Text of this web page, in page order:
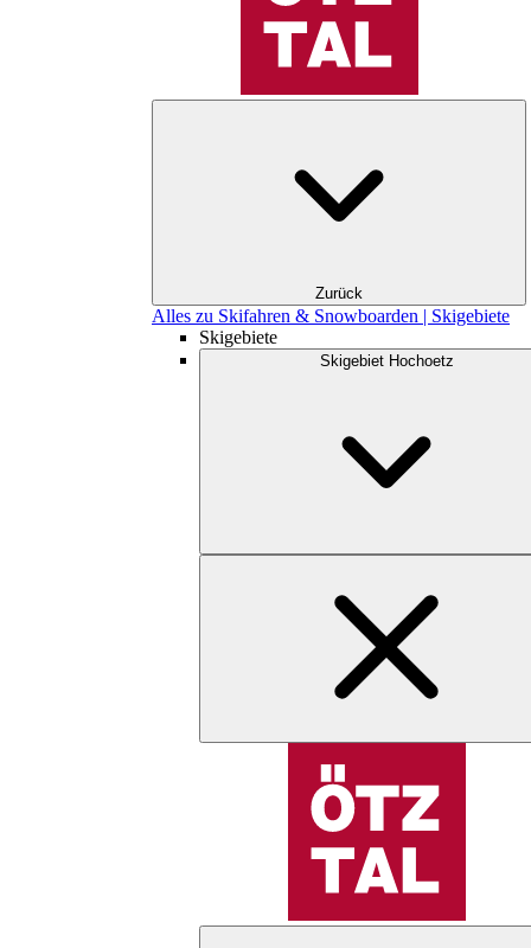
Zurück
Alles zu Skifahren & Snowboarden | Skigebiete
Skigebiete
Skigebiet Hochoetz